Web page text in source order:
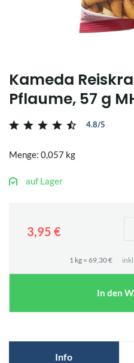
Kameda
Pflaume, 57 g
4.8/5
Menge: 0,057 kg
auf Lager
3,95 €
1 kg = 69,30 €
In den
Info